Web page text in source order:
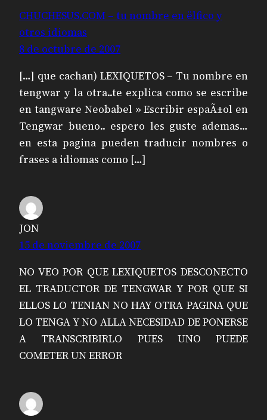
CHUCHESUS.COM – tu nombre en ëlfico y
otros idiomas
8 de octubre de 2007
[…] que cachan) LEXIQUETOS – Tu nombre en
tengwar y la otra..te explica como se escribe
en tangware Neobabel » Escribir espaÃ±ol en
Tengwar bueno.. espero les guste ademas…
en esta pagina pueden traducir nombres o
frases a idiomas como […]
JON
15 de noviembre de 2007
NO VEO POR QUE LEXIQUETOS DESCONECTO
EL TRADUCTOR DE TENGWAR Y POR QUE SI
ELLOS LO TENIAN NO HAY OTRA PAGINA QUE
LO TENGA Y NO ALLA NECESIDAD DE PONERSE
A TRANSCRIBIRLO PUES UNO PUEDE
COMETER UN ERROR